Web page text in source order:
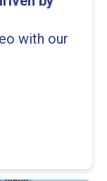
with our